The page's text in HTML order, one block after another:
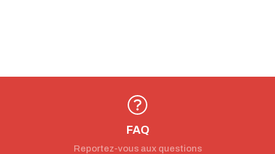
FAQ
Reportez-vous aux questions